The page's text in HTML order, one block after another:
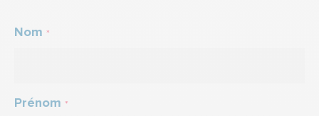
*
Nom
*
Prénom